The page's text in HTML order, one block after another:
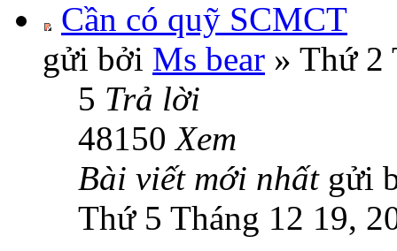
Cần có quỹ SCMCT
gửi bởi Ms bear » Thứ 2
5 Trả lời
48150Xem
Bài viết mới nhất gửi
Thứ 5 Tháng 12 19,